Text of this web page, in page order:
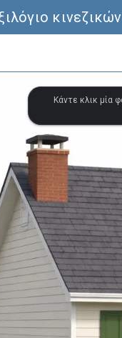
κινεζικών
Κάντε κλικ μία